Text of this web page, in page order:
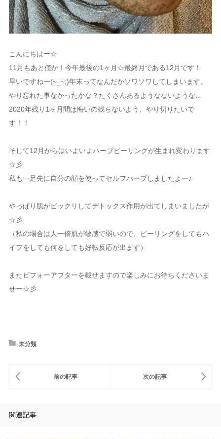
こんにちはー☆
11月もあと僅か！今年最後の1ヶ月☆最終月である12月です！
早いですねー(~_~;)年末ってなんだかソワソワしてしまいます。
やり忘れた事なかったかな？たくさんあるようなないような…
2020年残り1ヶ月間は悔いの残らないよう、やり切りたいで
す！！
そして12月からはいよいよハーブピーリングが生まれ変わります
☆彡
私も一足先に自分の顔を使ってセルフハーブしましたよー♪
やっぱり肌がビックリしてデトックス作用が出てしまいましたが
☆彡
（私の場合は人一倍肌が敏感で弱いので、ピーリングをしてもハ
イフをしても何をしても好転反応が出ます）
またビフォーアフターを載せますので楽しみにお待ちくださいま
せー☆彡
未分類
関連記事